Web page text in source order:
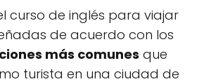
curso de inglés para viajar
de acuerdo con los
más comunes que
turista en una ciudad de